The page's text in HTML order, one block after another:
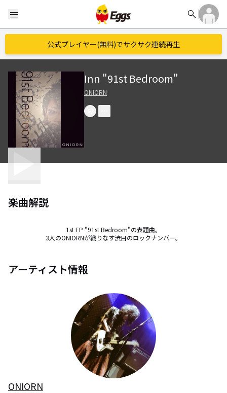
menu search
公式プレイヤー(無料)でサクサク連続再生
Inn "91st Bedroom"
ONIORN
楽曲解説
1st EP "91st Bedroom"の表題曲。
3人のONIORNが織りなす渋目のロックナンバー。
アーティスト情報
ONIORN